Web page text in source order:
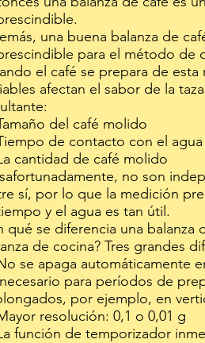
una buena balanza de
para el método de
el café se prepara de esta
afectan el sabor de la
del café molido
de contacto con el agua
cantidad de café molido
no son
sí, por lo que la medición
y el agua es tan útil.
qué se diferencia una balanza
de cocina? Tres grandes
se apaga automáticamente
para períodos de
por ejemplo, en
resolución: 0,1 o 0,01 g
función de temporizador